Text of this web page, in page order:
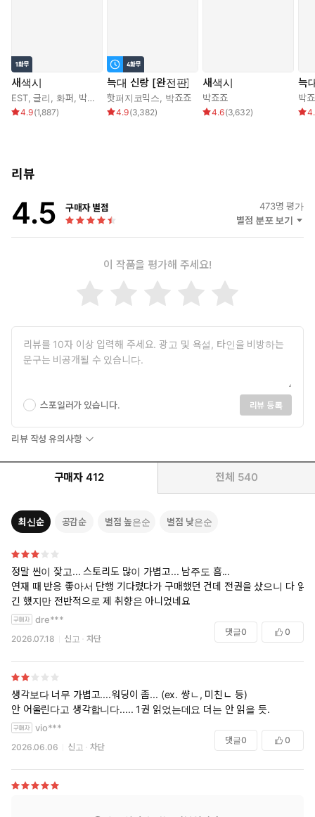
온의 관자놀이에 입술을 붙인 채 의겸이 자기 자신에게 읊조리듯
중얼거렸다.
컴컴한 어둠 속에 보이는 사내의 목덜미가 온통 붉었다.
“…혹여 바람 불면 임 소식이 실려 올까, 달 뜨면 임 얼굴이 비칠
심지어 죽음조차도.
*화촉(華燭) 궁녀: 공주의 혼인 전 신랑의 건강 상태, 신체적 결함
새색시
EST,글리, 화퍼, 박죠죠
4.9(1,887)
늑대 신랑 [완전판]
핫퍼지코믹스, 박죠죠
4.9(3,382)
새색시
박죠죠
4.6(3,632)
늑
박
리뷰
4.5 구매자 별점 473명 평가
별점 분포 보기
이 작품을 평가해 주세요!
스포일러가 있습니다. 리뷰 등록
리뷰 작성 유의사항
구매자 412 전체 540
최신순 공감순 별점 높은순 별점 낮은순
정말 씬이 잦고... 스토리도 많이 가볍고... 남주도 흠...
연재 때 반응 좋아서 단행 기다렸다가 구매했던 건데 전권을 샀으니 다 읽
긴 했지만 전반적으로 제 취향은 아니었네요
dre***
2026.07.18 신고 차단
댓글0 0
생각보다 너무 가볍고....워딩이 좀... (ex. 썅ㄴ, 미친ㄴ 등)
안 어울린다고 생각합니다..... 1권 읽었는데요 더는 안 읽을 듯.
vio***
2026.06.06 신고 차단
댓글0 0